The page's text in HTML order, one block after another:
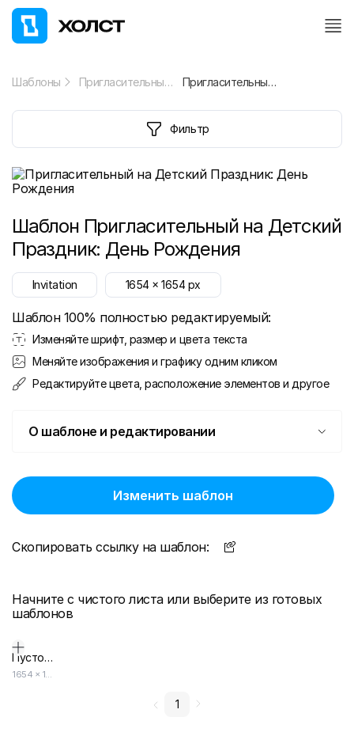
Шаблоны Пригласительный Пригласительный на Детский Праздник: День Рождения
Фильтр
Шаблон Пригласительный на Детский
Праздник: День Рождения
Invitation 1654 x1654 px
Шаблон 100% полностью редактируемый:
Изменяйте шрифт, размер и цвета текста
Меняйте изображения и графику одним кликом
Редактируйте цвета, расположение элементов и другое
О шаблоне и редактировании
Изменить шаблон
Скопировать ссылку на шаблон:
Начните с чистого листа или выберите из готовых
шаблонов
Пустой дизайн-макет
1654 × 1654
1